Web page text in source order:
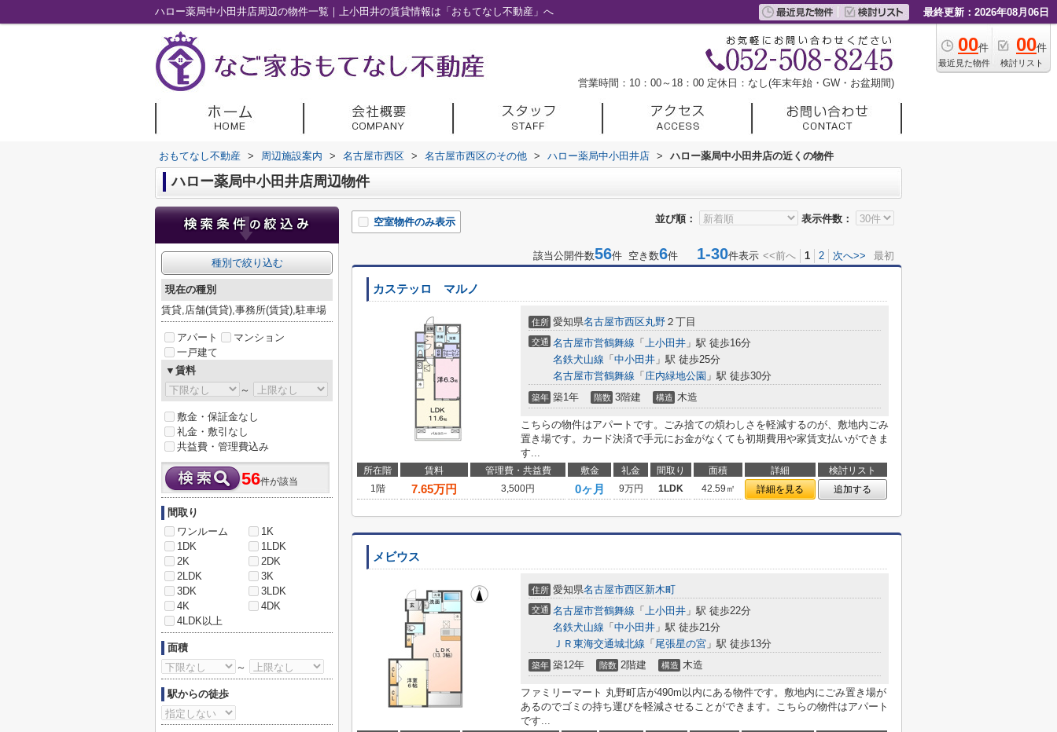
ハロー薬局中小田井店周辺の物件一覧｜上小田井の賃貸情報は「おもてなし不動産」へ 最終更新：2026年08月06日
00件
最近見た物件
00件
検討リスト
営業時間：10：00～18：00 定休日：なし(年末年始・GW・お盆期間)
おもてなし不動産 > 周辺施設案内 > 名古屋市西区 > 名古屋市西区のその他 > ハロー薬局中小田井店 > ハロー薬局中小田井店の近くの物件
ハロー薬局中小田井店周辺物件
並び順： 表示件数：
空室物件のみ表示
該当公開件数56件 空き数6件 1-30件表示 <<前へ 1 2 次へ>> 最初
カステッロ マルノ
住所 愛知県名古屋市西区丸野 ２丁目
交通 名古屋市営鶴舞線 「 上小田井 」駅 徒歩16分
名鉄犬山線 「 中小田井 」駅 徒歩25分
名古屋市営鶴舞線 「 庄内緑地公園 」駅 徒歩30分
築年 築1年 階数 3階建 構造 木造
こちらの物件はアパートです。ごみ捨ての煩わしさを軽減するのが、敷地内ごみ
置き場です。カード決済で手元にお金がなくても初期費用や家賃支払いができま
す...
所在階 賃料 管理費・共益費 敷金 礼金 間取り 面積 詳細
検討リスト
1階
7.65万円 3,500円 0ヶ月 9万円 1LDK 42.59㎡ 詳細を見る 追加する
メビウス
住所 愛知県名古屋市西区新木町
交通 名古屋市営鶴舞線 「 上小田井 」駅 徒歩22分
名鉄犬山線 「 中小田井 」駅 徒歩21分
ＪＲ東海交通城北線 「 尾張星の宮 」駅 徒歩13分
築年 築12年 階数 2階建 構造 木造
ファミリーマート 丸野町店が490m以内にある物件です。敷地内にごみ置き場が
あるのでゴミの持ち運びを軽減させることができます。こちらの物件はアパート
です...
種別で絞り込む
現在の種別
賃貸,店舗(賃貸),事務所(賃貸),駐車場
アパート
マンション
一戸建て
▼賃料
～
敷金・保証金なし
礼金・敷引なし
共益費・管理費込み
56件が該当
間取り
ワンルーム
1K
1DK
1LDK
2K
2DK
2LDK
3K
3DK
3LDK
4K
4DK
4LDK以上
面積
～
駅からの徒歩